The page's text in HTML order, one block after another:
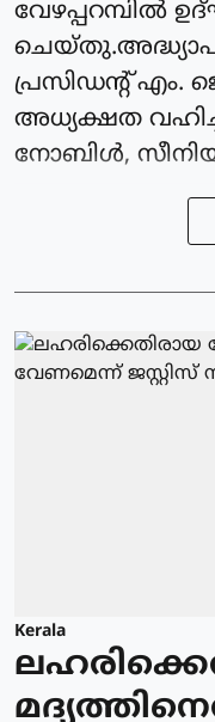
വേഴപ്പറമ്പിൽ
പ്രസിഡന്റ്‌ എം.
അധ്യക്ഷത
നോബിൾ,
Kerala